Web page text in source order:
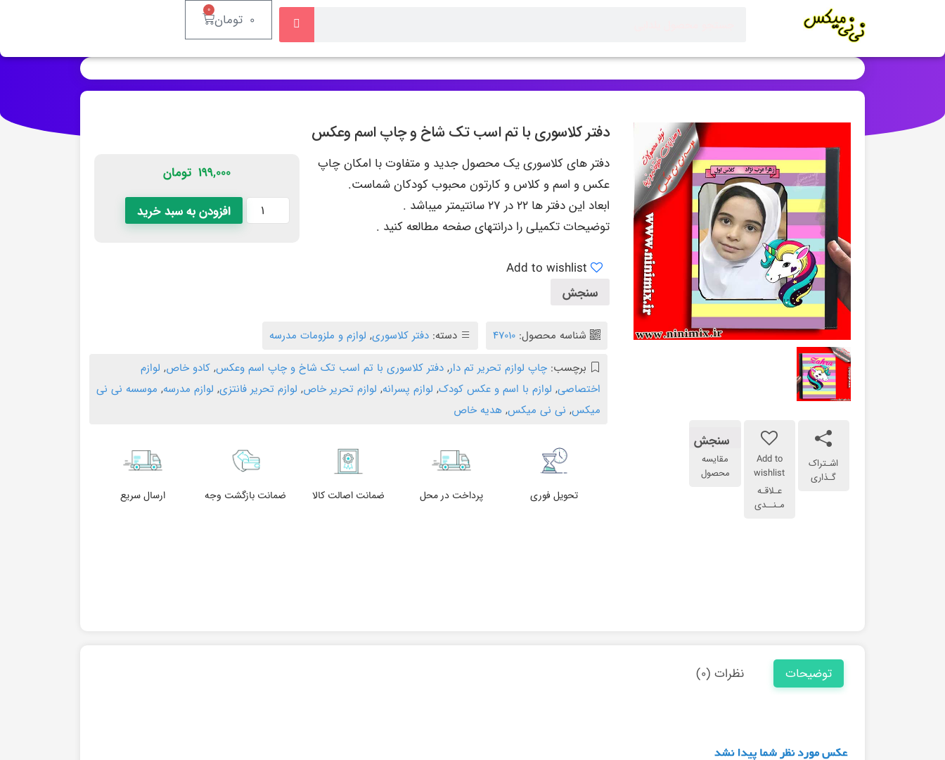
۰ تومان ۰
اشـتراک
گـذاری
Add to
wishlist
عـلاقـه
مـنــدی
سنجش
مقایسه
محصول
دفتر کلاسوری با تم اسب تک شاخ و چاپ اسم وعکس
دفتر های کلاسوری یک محصول جدید و متفاوت با امکان چاپ
عکس و اسم و کلاس و کارتون محبوب کودکان شماست.
ابعاد این دفتر ها ۲۲ در ۲۷ سانتیمتر میباشد .
توضیحات تکمیلیرا درانتهای صفحه مطالعه کنید .
۱۹۹,۰۰۰ تومان
افزودن به سبد خرید
Add to wishlist
سنجش
شناسه محصول: ۴۷۰۱۰ دسته: دفتر کلاسوری, لوازم و ملزومات مدرسه
برچسب: چاپ لوازم تحریر تم دار, دفتر کلاسوری با تم اسب تک شاخ و چاپ اسم وعکس, کادو خاص, لوازم
اختصاصی, لوازم با اسم و عکس کودک, لوازم پسرانه, لوازم تحریر خاص, لوازم تحریر فانتزی, لوازم مدرسه, موسسه نی نی
میکس, نی نی میکس, هدیه خاص
تحویل فوری پرداخت در محل ضمانت اصالت کالا ضمانت بازگشت وجه ارسال سریع
توضیحات نظرات (۰)